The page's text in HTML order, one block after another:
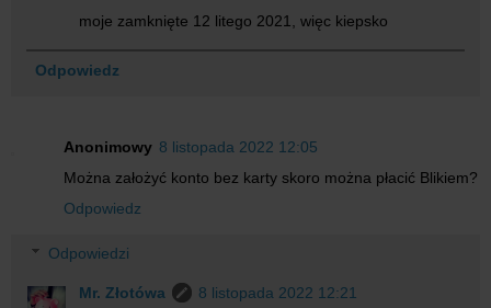
moje zamknięte 12 litego 2021, więc kiepsko
Odpowiedz
Anonimowy 8 listopada 2022 12:05
Można założyć konto bez karty skoro można płacić Blikiem?
Odpowiedz
Odpowiedzi
Mr. Złotówa
8 listopada 2022 12:21